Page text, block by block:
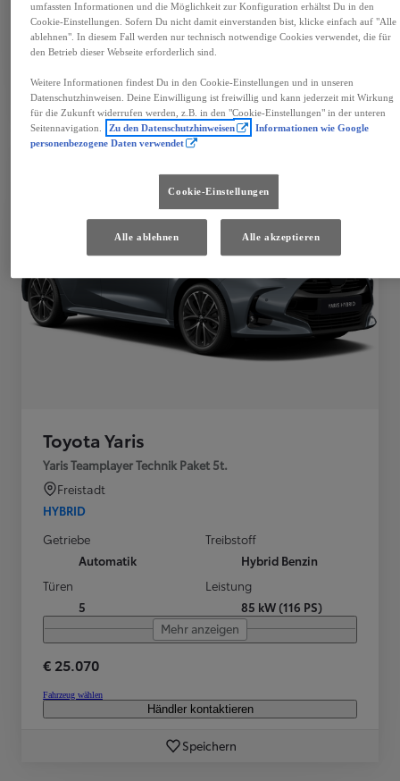
€ 39.990
Fahrzeug wählen
Speichern
Toyota Yaris
Yaris Teamplayer Technik Paket 5t.
Freistadt
HYBRID
Getriebe
Automatik
Treibstoff
Hybrid Benzin
Türen
5
Leistung
85 kW (116 PS)
Mehr anzeigen
€ 25.070
Fahrzeug wählen
Händler kontaktieren
Speichern
umfassten Informationen und die Möglichkeit zur Konfiguration erhältst Du in den
Cookie-Einstellungen. Sofern Du nicht damit einverstanden bist, klicke einfach auf "Alle
ablehnen". In diesem Fall werden nur technisch notwendige Cookies verwendet, die für
den Betrieb dieser Webseite erforderlich sind.
Weitere Informationen findest Du in den Cookie-Einstellungen und in unseren
Datenschutzhinweisen. Deine Einwilligung ist freiwillig und kann jederzeit mit Wirkung
für die Zukunft widerrufen werden, z.B. in den "Cookie-Einstellungen" in der unteren
Seitennavigation.
Zu den Datenschutzhinweisen
Informationen wie Google
personenbezogene Daten verwendet
Cookie-Einstellungen
Alle ablehnen Alle akzeptieren